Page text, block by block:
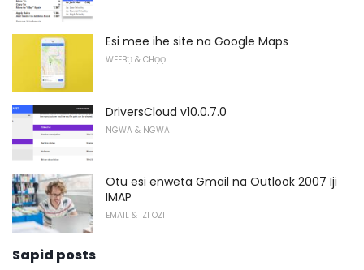
Esi mee ihe site na Google Maps
WEEBỤ & CHỌỌ
DriversCloud v10.0.7.0
NGWA & NGWA
Otu esi enweta Gmail na Outlook 2007 Iji
IMAP
EMAIL & IZI OZI
Sapid posts